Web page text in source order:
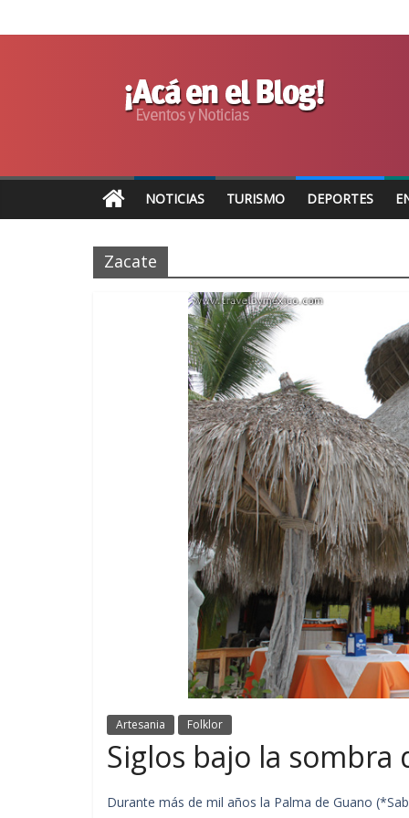
NOTICIAS TURISMO DEPORTES
Zacate
Artesania Folklor
Siglos bajo la sombra
Durante más de mil años la Palma de Guano